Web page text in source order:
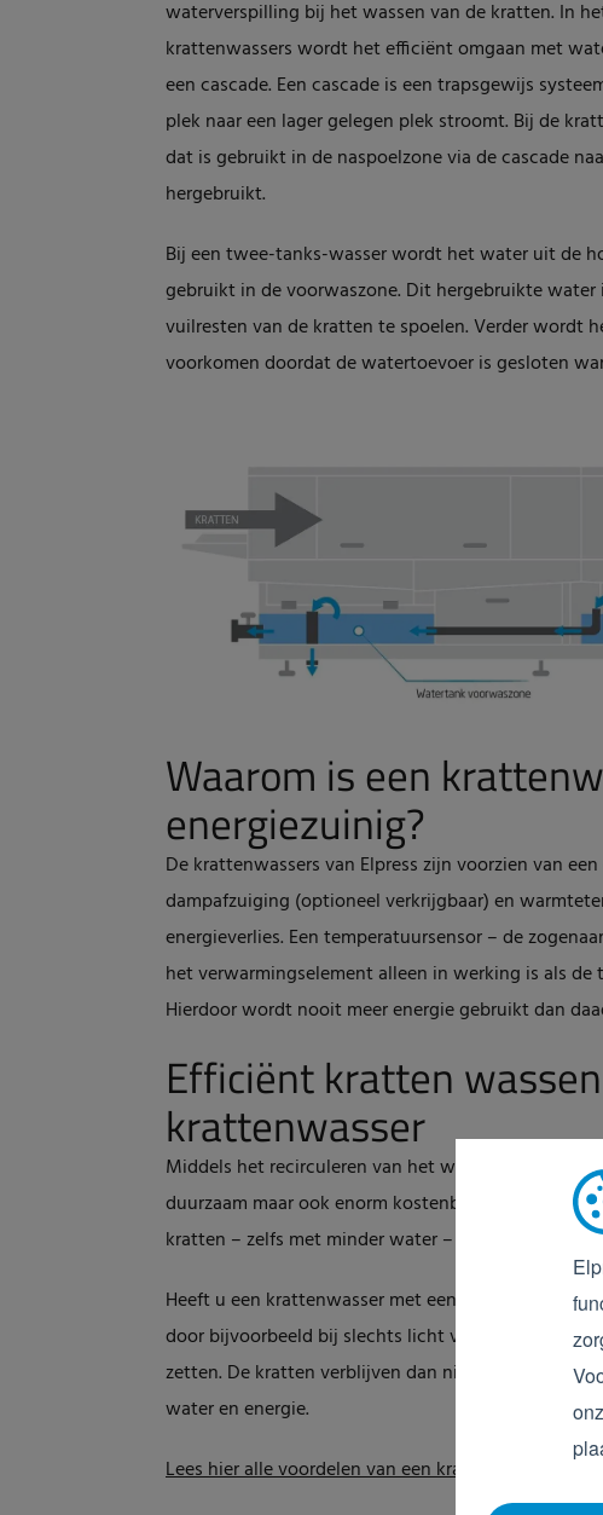
waterverspilling bij het wassen van de kratten. In
krattenwassers wordt het efficiënt omgaan met
een cascade. Een cascade is een trapsgewijs
plek naar een lager gelegen plek stroomt. Bij de
dat is gebruikt in de naspoelzone via de cascade
hergebruikt.
Bij een twee-tanks-wasser wordt het water uit de
gebruikt in de voorwaszone. Dit hergebruikte
vuilresten van de kratten te spoelen. Verder wordt
voorkomen doordat de watertoevoer is gesloten
Waarom is een
energiezuinig?
De krattenwassers van Elpress zijn voorzien van
dampafzuiging (optioneel verkrijgbaar) en
energieverlies. Een temperatuursensor – de
het verwarmingselement alleen in werking is als
Hierdoor wordt nooit meer energie gebruikt dan
Efficiënt kratten
krattenwasser
Middels het recirculeren van het waswater heeft u
duurzaam maar ook enorm kostenbesparend.
kratten – zelfs met minder water – gewaarborgd.
Heeft u een krattenwasser met een
door bijvoorbeeld bij slechts licht vervuilde
zetten. De kratten verblijven dan niet langer dan
water en energie.
Lees hier alle voordelen van een krattenwasser van